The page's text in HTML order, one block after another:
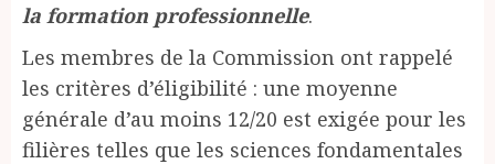
la formation professionnelle.
Les membres de la Commission ont rappelé
les critères d’éligibilité : une moyenne
générale d’au moins 12/20 est exigée pour les
filières telles que les sciences fondamentales